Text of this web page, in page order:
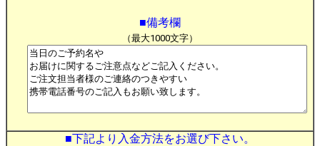
■備考欄
（最大1000文字）
■下記より入金方法をお選び下さい。